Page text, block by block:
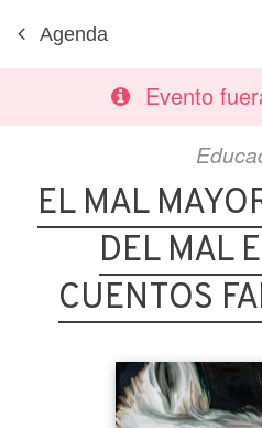
Agenda
Evento
EL MAL
DEL MAL
CUENTOS